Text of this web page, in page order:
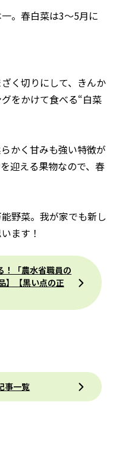
。春白菜は3〜5月に
く切りにして、きんか
をかけて食べる“白菜
かく甘みも強い特徴が
迎える果物なので、春
野菜。我が家でも新し
ます！
「農水省職員の
】【黒い点の正
事一覧